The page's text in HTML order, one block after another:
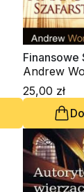
Finansowe
Andrew
25,00 zł